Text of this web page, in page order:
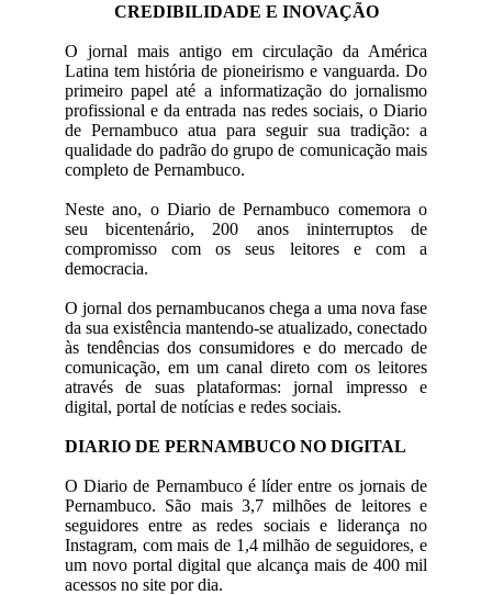
CREDIBILIDADE E INOVAÇÃO
O jornal mais antigo em circulação da América
Latina tem história de pioneirismo e vanguarda. Do
primeiro papel até a informatização do jornalismo
profissional e da entrada nas redes sociais, o Diario
de Pernambuco atua para seguir sua tradição: a
qualidade do padrão do grupo de comunicação mais
completo de Pernambuco.
Neste ano, o Diario de Pernambuco comemora o
seu bicentenário, 200 anos ininterruptos de
compromisso com os seus leitores e com a
democracia.
O jornal dos pernambucanos chega a uma nova fase
da sua existência mantendo-se atualizado, conectado
às tendências dos consumidores e do mercado de
comunicação, em um canal direto com os leitores
através de suas plataformas: jornal impresso e
digital, portal de notícias e redes sociais.
DIARIO DE PERNAMBUCO NO DIGITAL
O Diario de Pernambuco é líder entre os jornais de
Pernambuco. São mais 3,7 milhões de leitores e
seguidores entre as redes sociais e liderança no
Instagram, com mais de 1,4 milhão de seguidores, e
um novo portal digital que alcança mais de 400 mil
acessos no site por dia.